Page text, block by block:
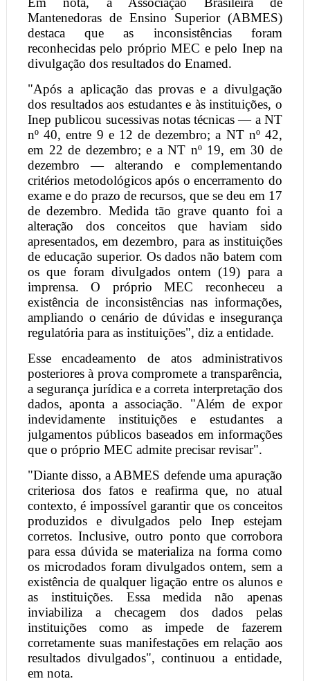
Mantenedoras de Ensino Superior (ABMES)
destaca que as inconsistências foram
reconhecidas pelo próprio MEC e pelo Inep na
divulgação dos resultados do Enamed.
"Após a aplicação das provas e a divulgação
dos resultados aos estudantes e às instituições, o
Inep publicou sucessivas notas técnicas — a NT
nº 40, entre 9 e 12 de dezembro; a NT nº 42,
em 22 de dezembro; e a NT nº 19, em 30 de
dezembro — alterando e complementando
critérios metodológicos após o encerramento do
exame e do prazo de recursos, que se deu em 17
de dezembro. Medida tão grave quanto foi a
alteração dos conceitos que haviam sido
apresentados, em dezembro, para as instituições
de educação superior. Os dados não batem com
os que foram divulgados ontem (19) para a
imprensa. O próprio MEC reconheceu a
existência de inconsistências nas informações,
ampliando o cenário de dúvidas e insegurança
regulatória para as instituições", diz a entidade.
Esse encadeamento de atos administrativos
posteriores à prova compromete a transparência,
a segurança jurídica e a correta interpretação dos
dados, aponta a associação. "Além de expor
indevidamente instituições e estudantes a
julgamentos públicos baseados em informações
que o próprio MEC admite precisar revisar".
"Diante disso, a ABMES defende uma apuração
criteriosa dos fatos e reafirma que, no atual
contexto, é impossível garantir que os conceitos
produzidos e divulgados pelo Inep estejam
corretos. Inclusive, outro ponto que corrobora
para essa dúvida se materializa na forma como
os microdados foram divulgados ontem, sem a
existência de qualquer ligação entre os alunos e
as instituições. Essa medida não apenas
inviabiliza a checagem dos dados pelas
instituições como as impede de fazerem
corretamente suas manifestações em relação aos
resultados divulgados", continuou a entidade,
em nota.